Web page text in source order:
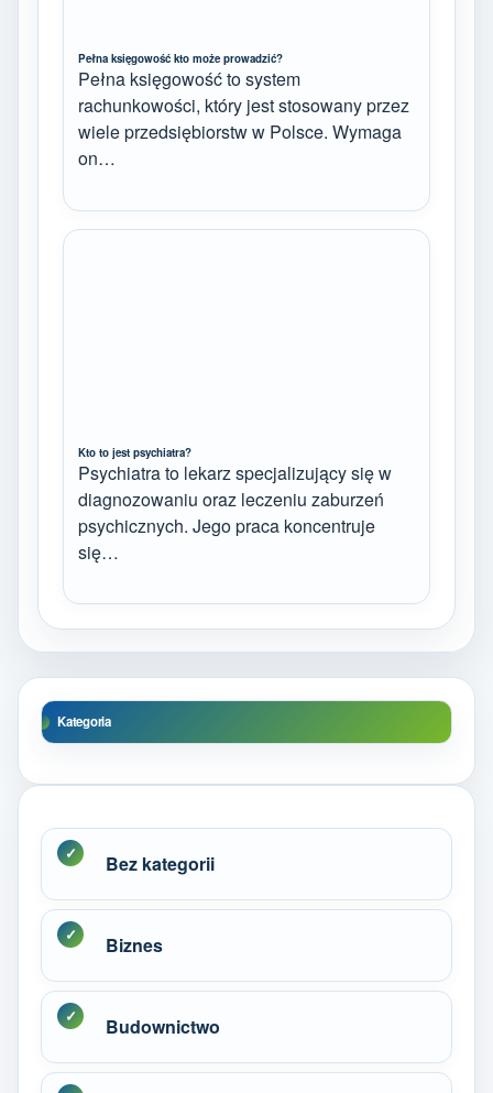
Pełna księgowość kto może prowadzić?
Pełna księgowość to system
rachunkowości, który jest stosowany przez
wiele przedsiębiorstw w Polsce. Wymaga
on…
Kto to jest psychiatra?
Psychiatra to lekarz specjalizujący się w
diagnozowaniu oraz leczeniu zaburzeń
psychicznych. Jego praca koncentruje
się…
Kategoria
Bez kategorii
Biznes
Budownictwo